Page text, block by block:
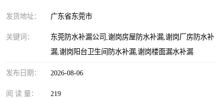
发货地址： 广东省东莞市
关键词：
东莞防水补漏公司,谢岗房屋防水补漏,谢岗厂房防水补
漏,谢岗阳台卫生间防水补漏,谢岗楼面漏水补漏
发布日期： 2026-08-06
阅 读 量： 219